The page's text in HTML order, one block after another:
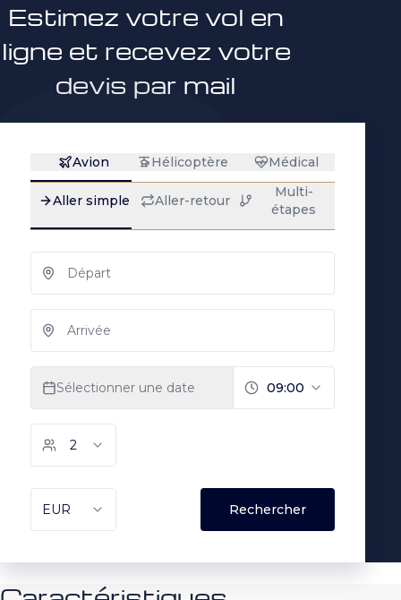
Estimez votre vol en
ligne et recevez votre
devis par mail